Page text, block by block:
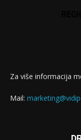
Za više informacija
Mail: